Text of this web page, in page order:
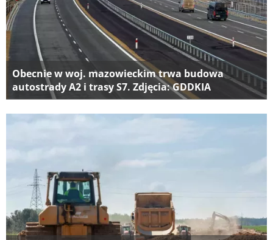
Obecnie w woj. mazowieckim trwa budowa
autostrady A2 i trasy S7. Zdjęcia: GDDKIA